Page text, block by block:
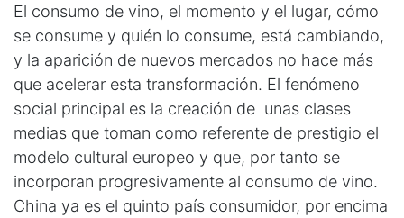
El consumo de vino, el momento y el lugar, cómo
se consume y quién lo consume, está cambiando,
y la aparición de nuevos mercados no hace más
que acelerar esta transformación. El fenómeno
social principal es la creación de unas clases
medias que toman como referente de prestigio el
modelo cultural europeo y que, por tanto se
incorporan progresivamente al consumo de vino.
China ya es el quinto país consumidor, por encima